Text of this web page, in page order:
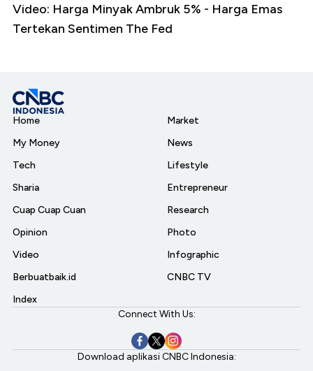
Video: Harga Minyak Ambruk 5% - Harga Emas
Tertekan Sentimen The Fed
Home
My Money
Tech
Sharia
Cuap Cuap Cuan
Opinion
Video
Berbuatbaik.id
Index
Market
News
Lifestyle
Entrepreneur
Research
Photo
Infographic
CNBC TV
Connect With Us:
Download aplikasi CNBC Indonesia: